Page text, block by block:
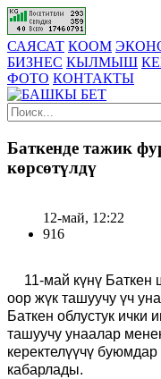
САЯСАТ КООМ
БИЗНЕС КЫЛМЫШ
ФОТО КОНТАКТЫ
Баткенде тажик
көрсөтүлдү
12-май, 12:22
916
11-май күнү
оор жүк ташуучу үч
Баткен облустук
ташуучу унаалар
керектелүүчү
кабарлады.